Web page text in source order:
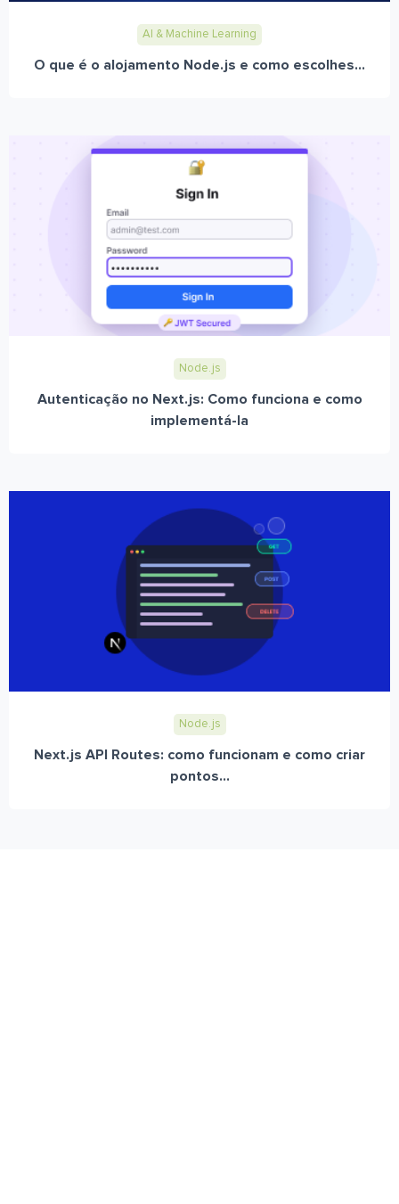
AI & Machine Learning
O que é o alojamento Node.js e como escolhes...
Node.js
Autenticação no Next.js: Como funciona e como
implementá-la
Node.js
Next.js API Routes: como funcionam e como criar
pontos...